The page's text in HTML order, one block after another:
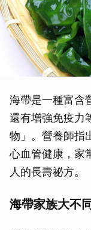
海帶是一種富含
還有增強免疫力
物」。營養師指
心血管健康，家
人的長壽祕方。
海帶家族大不